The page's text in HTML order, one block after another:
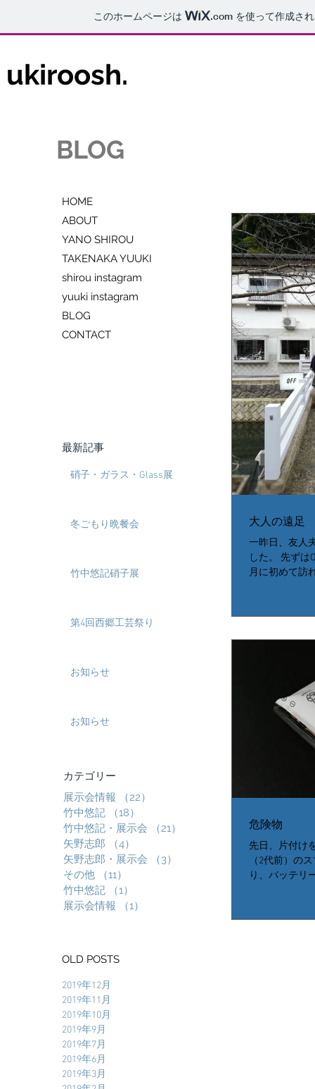
このホームページは .com を使って作成さ
ukiroosh.
BLOG
大人の遠足
一昨日、友人
した。 先ずは
月に初めて訪
行きたい。と
危険物
先日、片付け
（2代前）の
り、バッテリ
りました。 破
2019年12月
2019年11月
2019年10月
2019年9月
2019年7月
2019年6月
2019年3月
展示会情報 （22）
竹中悠記
（18）
竹中悠記・展示会
（21）
矢野志郎
（4）
矢野志郎・展示会
（3）
その他
（11）
竹中悠記
（1）
展示会情報
（1）
硝子・ガラス・Glass展
冬ごもり晩餐会
竹中悠記硝子展
第4回西郷工芸祭り
お知らせ
お知らせ
最新記事
​カテゴリー
OLD POSTS
HOME
ABOUT
YANO SHIROU
TAKENAKA YUUKI
shirou instagram
yuuki instagram
BLOG
CONTACT